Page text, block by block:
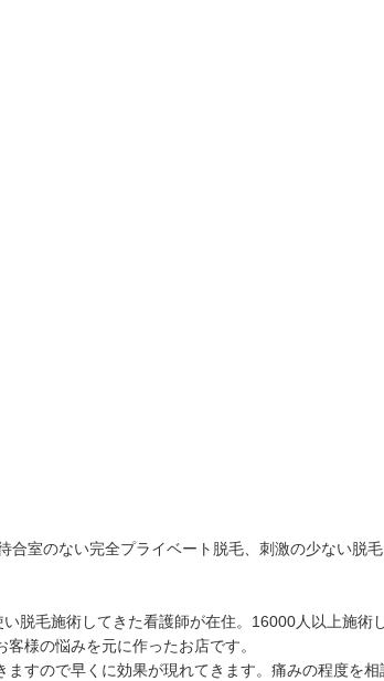
合室のない完全プライベート脱毛、刺激の少ない脱
脱毛施術してきた看護師が在住。16000人以上施術
様の悩みを元に作ったお店です。
すので早くに効果が現れてきます。痛みの程度を相